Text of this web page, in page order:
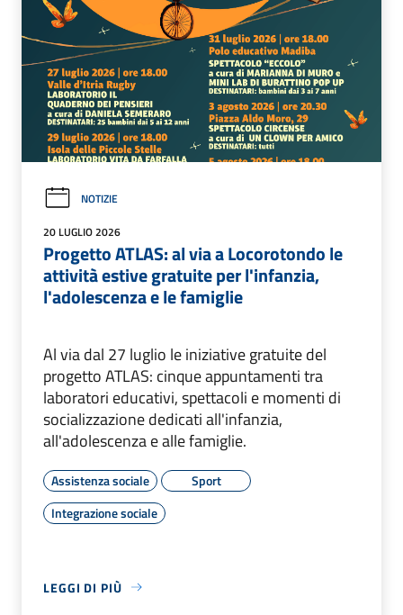
NOTIZIE
20 LUGLIO 2026
Progetto ATLAS: al via a Locorotondo le
attività estive gratuite per l'infanzia,
l'adolescenza e le famiglie
Al via dal 27 luglio le iniziative gratuite del
progetto ATLAS: cinque appuntamenti tra
laboratori educativi, spettacoli e momenti di
socializzazione dedicati all'infanzia,
all'adolescenza e alle famiglie.
Assistenza sociale
Sport
Integrazione sociale
LEGGI DI PIÙ